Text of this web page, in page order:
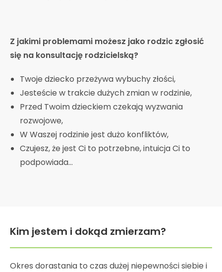
Z jakimi problemami możesz jako rodzic zgłosić
się na konsultację rodzicielską?
Twoje dziecko przeżywa wybuchy złości,
Jesteście w trakcie dużych zmian w rodzinie,
Przed Twoim dzieckiem czekają wyzwania
rozwojowe,
W Waszej rodzinie jest dużo konfliktów,
Czujesz, że jest Ci to potrzebne, intuicja Ci to
podpowiada…
Kim jestem i dokąd zmierzam?
Okres dorastania to czas dużej niepewności siebie i